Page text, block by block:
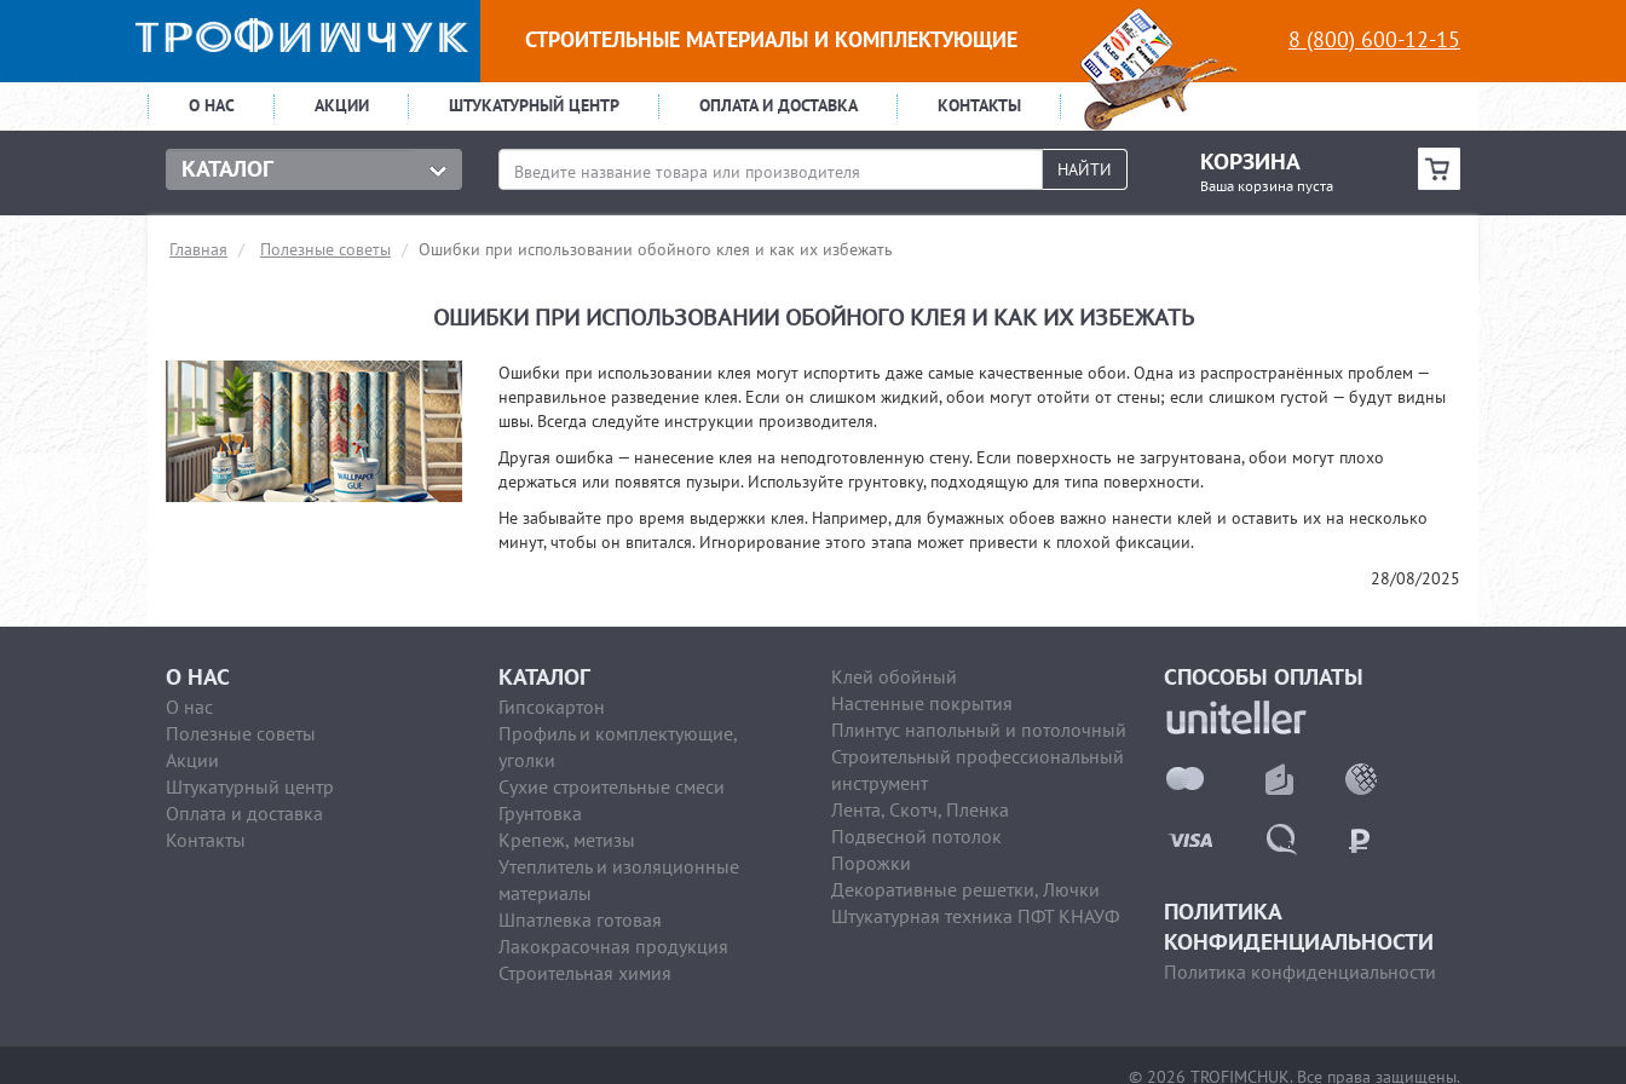
СТРОИТЕЛЬНЫЕ МАТЕРИАЛЫ И КОМПЛЕКТУЮЩИЕ 8 (800) 600-12-15
О НАС АКЦИИ ШТУКАТУРНЫЙ ЦЕНТР ОПЛАТА И ДОСТАВКА КОНТАКТЫ
НАЙТИ КОРЗИНА
Ваша корзина пуста
Главная Полезные советы Ошибки при использовании обойного клея и как их избежать
ОШИБКИ ПРИ ИСПОЛЬЗОВАНИИ ОБОЙНОГО КЛЕЯ И КАК ИХ ИЗБЕЖАТЬ
Ошибки при использовании клея могут испортить даже самые качественные обои. Одна из распространённых проблем —
неправильное разведение клея. Если он слишком жидкий, обои могут отойти от стены; если слишком густой — будут видны
швы. Всегда следуйте инструкции производителя.
Другая ошибка — нанесение клея на неподготовленную стену. Если поверхность не загрунтована, обои могут плохо
держаться или появятся пузыри. Используйте грунтовку, подходящую для типа поверхности.
Не забывайте про время выдержки клея. Например, для бумажных обоев важно нанести клей и оставить их на несколько
минут, чтобы он впитался. Игнорирование этого этапа может привести к плохой фиксации.
28/08/2025
О НАС
О нас
Полезные советы
Акции
Штукатурный центр
Оплата и доставка
Контакты
КАТАЛОГ
Гипсокартон
Профиль и комплектующие,
уголки
Сухие строительные смеси
Грунтовка
Крепеж, метизы
Утеплитель и изоляционные
материалы
Шпатлевка готовая
Лакокрасочная продукция
Строительная химия
Клей обойный
Настенные покрытия
Плинтус напольный и потолочный
Строительный профессиональный
инструмент
Лента, Скотч, Пленка
Подвесной потолок
Порожки
Декоративные решетки, Лючки
Штукатурная техника ПФТ КНАУФ
СПОСОБЫ ОПЛАТЫ
ПОЛИТИКА
КОНФИДЕНЦИАЛЬНОСТИ
Политика конфиденциальности
© 2026 TROFIMCHUK. Все права защищены.